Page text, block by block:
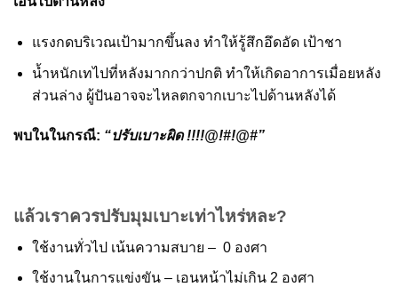
แรงกดบริเวณเป้ามากขึ้นลง ทำให้รู้สึกอึดอัด เป้าชา
น้ำหนักเทไปที่หลังมากกว่าปกติ ทำให้เกิดอาการเมื่อยหลัง
ส่วนล่าง ผู้ปันอาจจะไหลตกจากเบาะไปด้านหลังได้
พบในในกรณี: “ปรับเบาะผิด !!!!@!#!@#”
แล้วเราควรปรับมุมเบาะเท่าไหร่หละ?
ใช้งานทั่วไป เน้นความสบาย – 0 องศา
ใช้งานในการแข่งขัน – เอนหน้าไม่เกิน 2 องศา